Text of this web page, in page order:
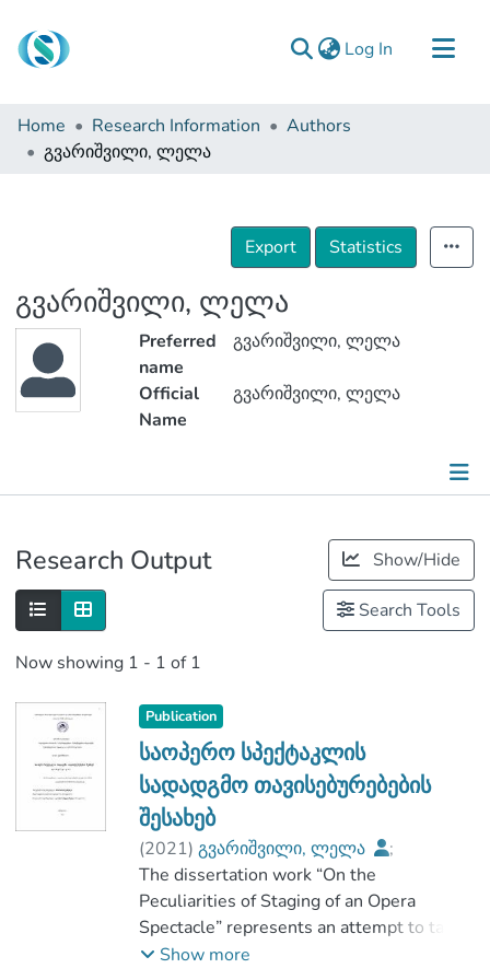
Log In (current)
Communities & Collections
Browse
Home Research Information
Authors
გვარიშვილი, ლელა
Export Statistics
გვარიშვილი, ლელა
Preferred
name
გვარიშვილი, ლელა
Official
Name
გვარიშვილი, ლელა
Research Output Show/Hide
Search Tools
Now showing 1 - 1 of 1
Publication
საოპერო სპექტაკლის
სადადგმო თავისებურებების
შესახებ
(2021) გვარიშვილი, ლელა
;
ხარატიშვილი, მარინა
;
დრამის ფაკულტეტი
;
საქართველოს შოთა რუსთაველის
თეატრისა და კინოს სახელმწიფო
The dissertation work “On the
Peculiarities of Staging of an Opera
Spectacle” represents an attempt to take
acloser look at the operatic art, to analyze
Show more